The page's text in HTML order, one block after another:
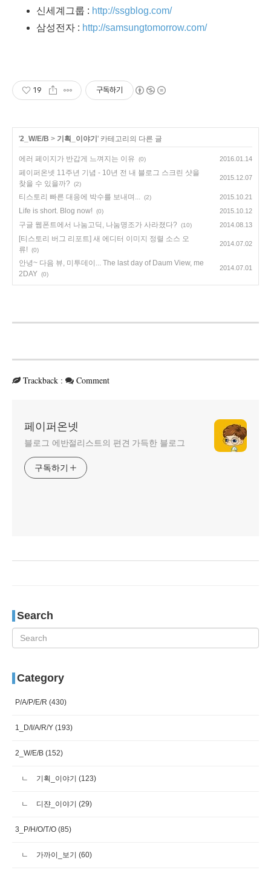
신세계그룹 : http://ssgblog.com/
삼성전자 : http://samsungtomorrow.com/
19 구독하기
'2_W/E/B > 기획_이야기' 카테고리의 다른 글
에러 페이지가 반갑게 느껴지는 이유 (0) 2016.01.14
페이퍼온넷 11주년 기념 - 10년 전 내 블로그 스크린 샷을
찾을 수 있을까?
(2)
2015.12.07
티스토리 빠른 대응에 박수를 보내며... (2) 2015.10.21
Life is short. Blog now! (0) 2015.10.12
구글 웹폰트에서 나눔고딕, 나눔명조가 사라졌다? (10) 2014.08.13
[티스토리 버그 리포트] 새 에디터 이미지 정렬 소스 오
류! (0)
2014.07.02
안녕~ 다음 뷰, 미투데이... The last day of Daum View, me
2DAY (0)
2014.07.01
Trackback : Comment
페이퍼온넷
블로그 에반절리스트의 편견 가득한 블로그
구독하기
Search
Category
P/A/P/E/R (430)
1_D/I/A/R/Y (193)
2_W/E/B (152)
기획_이야기 (123)
디쟌_이야기 (29)
3_P/H/O/T/O (85)
가까이_보기 (60)